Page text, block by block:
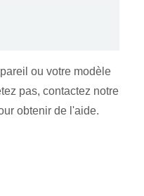
ou votre modèle
pas, contactez notre
obtenir de l'aide.